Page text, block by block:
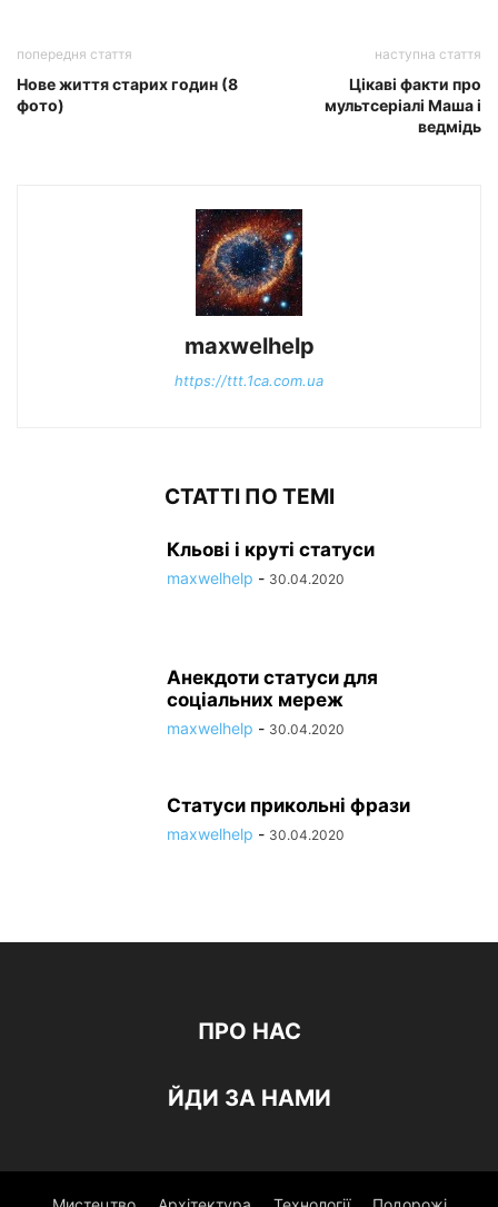
попередня стаття
Нове життя старих годин (8
фото)
наступна стаття
Цікаві факти про
мультсеріалі Маша і
ведмідь
maxwelhelp
https://ttt.1ca.com.ua
СТАТТІ ПО ТЕМІ
Кльові і круті статуси
maxwelhelp - 30.04.2020
Анекдоти статуси для
соціальних мереж
maxwelhelp - 30.04.2020
Статуси прикольні фрази
maxwelhelp - 30.04.2020
ПРО НАС
ЙДИ ЗА НАМИ